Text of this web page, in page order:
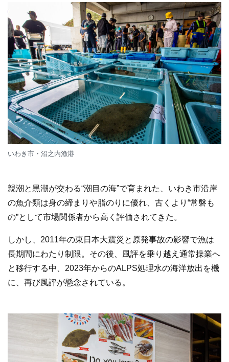
いわき市・沼之内漁港
親潮と黒潮が交わる“潮目の海”で育まれた、いわき市沿岸
の魚介類は身の締まりや脂のりに優れ、古くより“常磐も
の”として市場関係者から高く評価されてきた。
しかし、2011年の東日本大震災と原発事故の影響で漁は
長期間にわたり制限。その後、風評を乗り越え通常操業へ
と移行する中、2023年からのALPS処理水の海洋放出を機
に、再び風評が懸念されている。